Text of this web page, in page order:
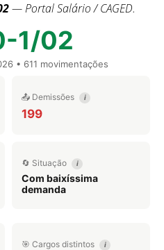
— Portal Salário / CAGED.
1/02
• 611 movimentações
📤 Demissões i
199
🔄 Situação i
Com baixíssima
demanda
🎯 Cargos distintos i